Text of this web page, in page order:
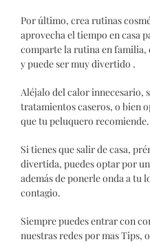
Por último, crea rutinas
aprovecha el tiempo en casa
comparte la rutina en familia,
y puede ser muy divertido .
Aléjalo del calor innecesario,
tratamientos caseros, o bien
que tu peluquero recomiende.
Si tienes que salir de casa,
divertida, puedes optar por
además de ponerle onda a tu
contagio.
Siempre puedes entrar con
nuestras redes por mas Tips,